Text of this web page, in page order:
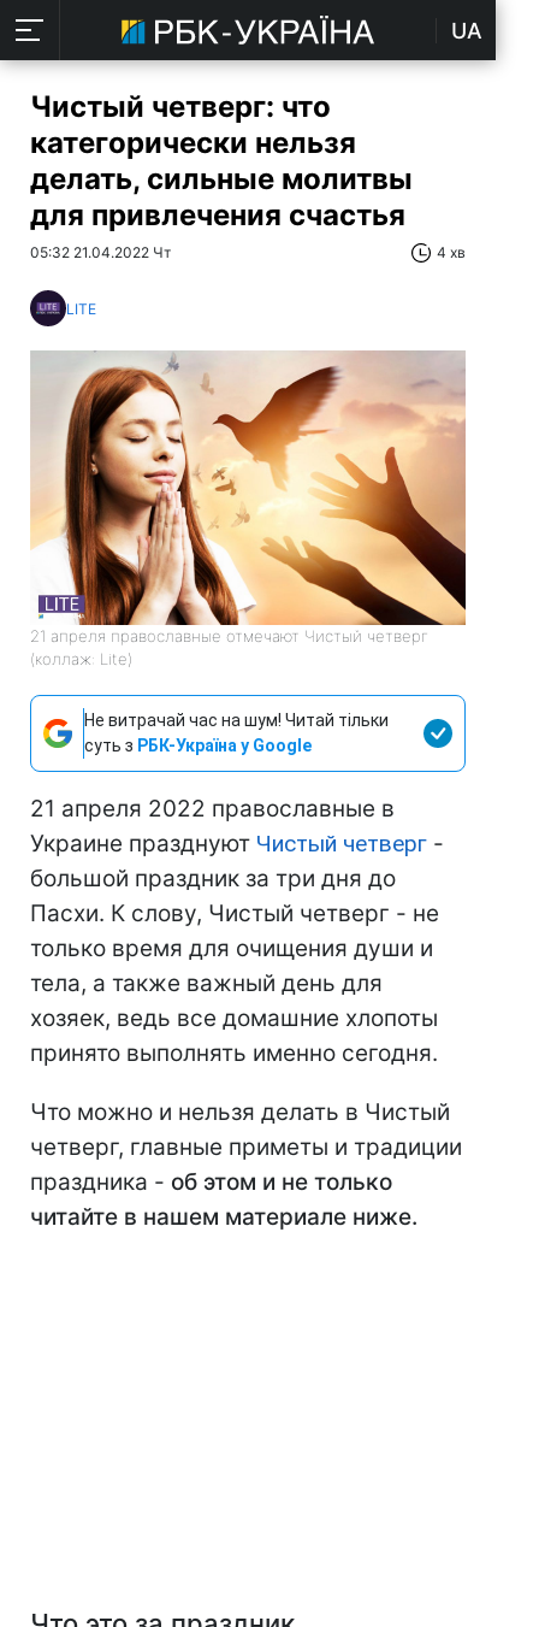
UA
Чистый четверг: что
категорически нельзя
делать, сильные молитвы
для привлечения счастья
05:32 21.04.2022 Чт 4 хв
LITE
21 апреля православные отмечают Чистый четверг
(коллаж: Lite)
Не витрачай час на шум! Читай тільки
суть з РБК-Україна у Google
21 апреля 2022 православные в
Украине празднуют Чистый четверг -
большой праздник за три дня до
Пасхи. К слову, Чистый четверг - не
только время для очищения души и
тела, а также важный день для
хозяек, ведь все домашние хлопоты
принято выполнять именно сегодня.
Что можно и нельзя делать в Чистый
четверг, главные приметы и традиции
праздника - об этом и не только
читайте в нашем материале ниже.